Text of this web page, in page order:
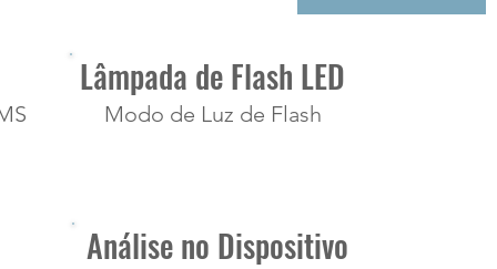
Lâmpada de Flash LED
Modo de Luz de Flash
Análise no Dispositivo